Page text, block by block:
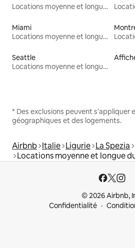
Locations moyenne et longue durée
Miami
Locations moyenne et longue durée
Seattle
Locations moyenne et longue durée
* Des exclusions peuvent s'appliquer
géographiques et des logements.
Airbnb Italie Ligurie La Spezia
Locations moyenne et longue
© 2026 Airbnb,
Confidentialité